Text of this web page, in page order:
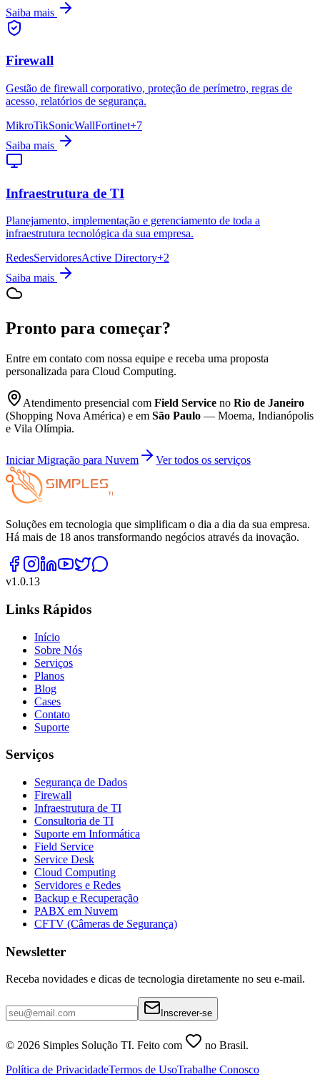
Saiba mais
Firewall
Gestão de firewall corporativo, proteção de perímetro, regras de
acesso, relatórios de segurança.
MikroTikSonicWallFortinet+7
Saiba mais
Infraestrutura de TI
Planejamento, implementação e gerenciamento de toda a
infraestrutura tecnológica da sua empresa.
RedesServidoresActive Directory+2
Saiba mais
Pronto para começar?
Entre em contato com nossa equipe e receba uma proposta
personalizada para Cloud Computing.
Atendimento presencial com Field Service no Rio de Janeiro
(Shopping Nova América) e em São Paulo — Moema, Indianópolis
e Vila Olímpia.
Iniciar Migração para Nuvem Ver todos os serviços
Soluções em tecnologia que simplificam o dia a dia da sua empresa.
Há mais de 18 anos transformando negócios através da inovação.
v1.0.13
Links Rápidos
Início
Sobre Nós
Serviços
Planos
Blog
Cases
Contato
Suporte
Serviços
Segurança de Dados
Firewall
Infraestrutura de TI
Consultoria de TI
Suporte em Informática
Field Service
Service Desk
Cloud Computing
Servidores e Redes
Backup e Recuperação
PABX em Nuvem
CFTV (Câmeras de Segurança)
Newsletter
Receba novidades e dicas de tecnologia diretamente no seu e-mail.
Inscrever-se
© 2026 Simples Solução TI. Feito com
no Brasil.
Política de PrivacidadeTermos de UsoTrabalhe Conosco